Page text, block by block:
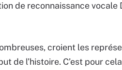
de reconnaissance vocale
croient les
de l’histoire. C’est pour